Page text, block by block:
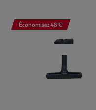
Économisez 48 €